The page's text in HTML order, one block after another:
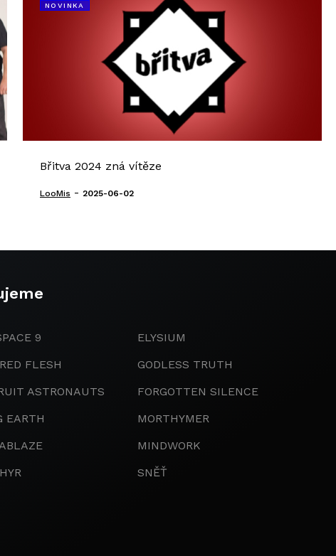
NOVINKA
Břitva 2024 zná vítěze
LooMis - 2025-06-02
9
FLESH
ASTRONAUTS
EARTH
ELYSIUM
GODLESS TRUTH
FORGOTTEN SILENCE
MORTHYMER
MINDWORK
SNĚŤ